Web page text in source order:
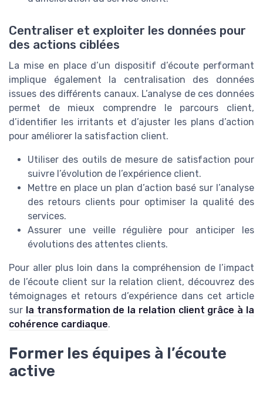
Centraliser et exploiter les données pour
des actions ciblées
La mise en place d’un dispositif d’écoute performant
implique également la centralisation des données
issues des différents canaux. L’analyse de ces données
permet de mieux comprendre le parcours client,
d’identifier les irritants et d’ajuster les plans d’action
pour améliorer la satisfaction client.
Utiliser des outils de mesure de satisfaction pour
suivre l’évolution de l’expérience client.
Mettre en place un plan d’action basé sur l’analyse
des retours clients pour optimiser la qualité des
services.
Assurer une veille régulière pour anticiper les
évolutions des attentes clients.
Pour aller plus loin dans la compréhension de l’impact
de l’écoute client sur la relation client, découvrez des
témoignages et retours d’expérience dans cet article
sur la transformation de la relation client grâce à la
cohérence cardiaque.
Former les équipes à l’écoute
active